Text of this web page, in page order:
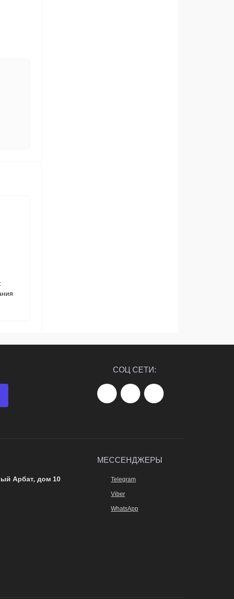
СОЦ СЕТИ:
Арбат, дом 10
МЕССЕНДЖЕРЫ
Telegram
Viber
WhatsApp